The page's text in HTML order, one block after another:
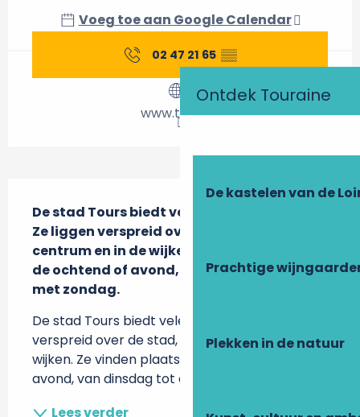
Ontdek Touraine
De kastelen van de
Prachtige
Plekken in de natuur
Voeg toe aan Google Calendar
02 47 21 65 ▒▒
www.tours.fr
De stad Tours biedt vele markten.
Ze liggen verspreid over de stad, in het
centrum en in de wijken. Ze vinden plaats in
de ochtend of avond, van dinsdag tot en
met zondag.
De stad Tours biedt vele markten Ze liggen
verspreid over de stad, in het centrum en in de
wijken. Ze vinden plaats in de ochtend of
avond, van dinsdag tot en met zondag.
Lees verder